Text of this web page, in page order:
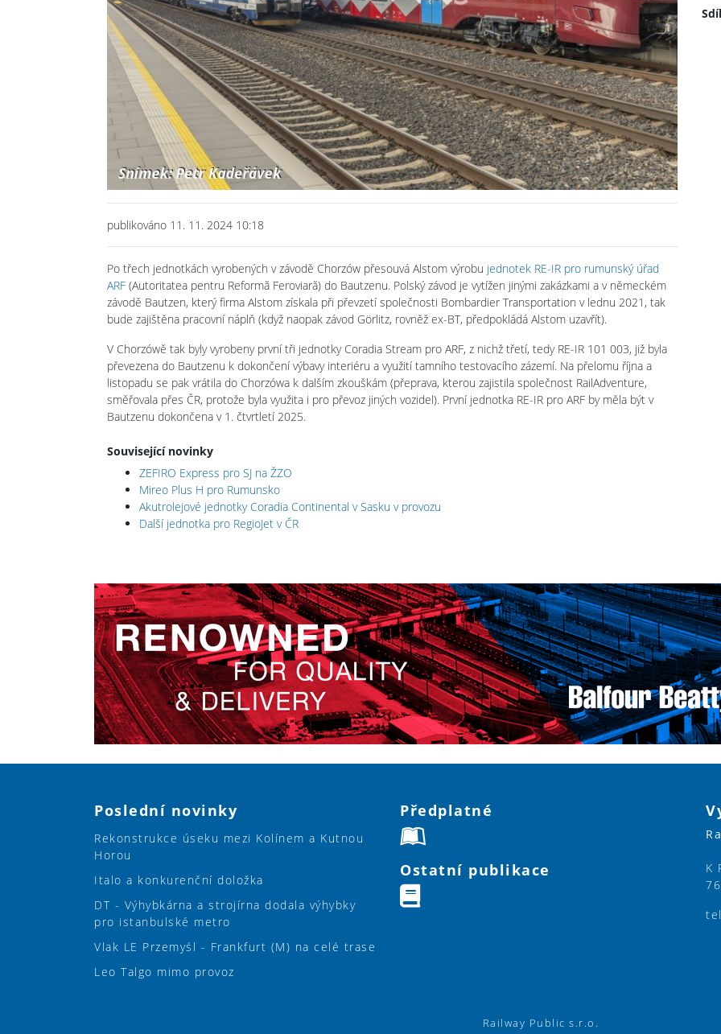
publikováno 11. 11. 2024 10:18
Po třech jednotkách vyrobených v závodě Chorzów přesouvá Alstom výrobu jednotek RE-IR pro rumunský úřad
ARF (Autoritatea pentru Reformă Feroviară) do Bautzenu. Polský závod je vytížen jinými zakázkami a v německém
závodě Bautzen, který firma Alstom získala při převzetí společnosti Bombardier Transportation v lednu 2021, tak
bude zajištěna pracovní náplň (když naopak závod Görlitz, rovněž ex-BT, předpokládá Alstom uzavřít).
V Chorzówě tak byly vyrobeny první tři jednotky Coradia Stream pro ARF, z nichž třetí, tedy RE-IR 101 003, již byla
převezena do Bautzenu k dokončení výbavy interiéru a využití tamního testovacího zázemí. Na přelomu října a
listopadu se pak vrátila do Chorzówa k dalším zkouškám (přeprava, kterou zajistila společnost RailAdventure,
směřovala přes ČR, protože byla využita i pro převoz jiných vozidel). První jednotka RE-IR pro ARF by měla být v
Bautzenu dokončena v 1. čtvrtletí 2025.
Související novinky
ZEFIRO Express pro SJ na ŽZO
Mireo Plus H pro Rumunsko
Akutrolejové jednotky Coradia Continental v Sasku v provozu
Další jednotka pro RegioJet v ČR
Poslední novinky
Rekonstrukce úseku mezi Kolínem a Kutnou
Horou
Italo a konkurenční doložka
DT - Výhybkárna a strojírna dodala výhybky
pro istanbulské metro
Vlak LE Przemyśl - Frankfurt (M) na celé trase
Leo Talgo mimo provoz
Předplatné
Ostatní publikace
K
Railway Public s.r.o.